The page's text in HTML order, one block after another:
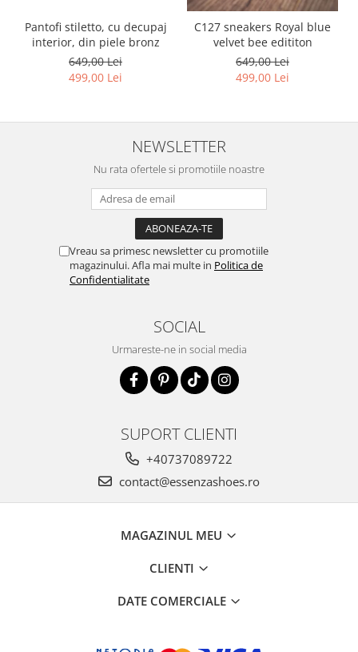
Pantofi stiletto, cu decupaj
interior, din piele bronz
649,00 Lei
499,00 Lei
C127 sneakers Royal blue
velvet bee edititon
649,00 Lei
499,00 Lei
NEWSLETTER
Nu rata ofertele si promotiile noastre
Vreau sa primesc newsletter cu promotiile
magazinului. Afla mai multe in Politica de
Confidentialitate
SOCIAL
Urmareste-ne in social media
SUPORT CLIENTI
+40737089722
contact@essenzashoes.ro
MAGAZINUL MEU
CLIENTI
DATE COMERCIALE